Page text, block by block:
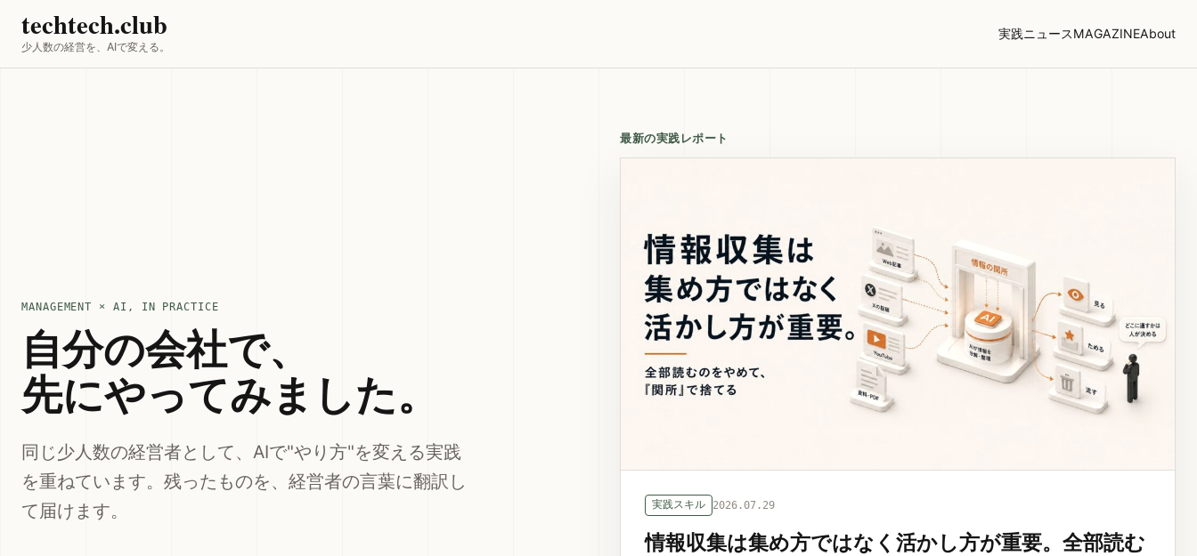
techtech.club
少人数の経営を、AIで変える。
実践ニュースMAGAZINEAbout
MANAGEMENT × AI, IN PRACTICE
自分の会社で、
先にやってみました。
同じ少人数の経営者として、AIで"やり方"を変える実践
を重ねています。残ったものを、経営者の言葉に翻訳し
て届けます。
最新の実践レポート
実践スキル 2026.07.29
情報収集は集め方ではなく活かし方が重要。全部読む